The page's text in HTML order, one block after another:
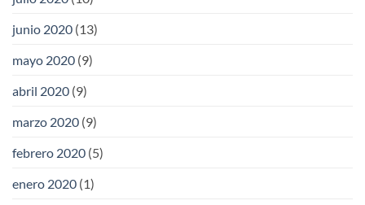
junio 2020 (13)
mayo 2020 (9)
abril 2020 (9)
marzo 2020 (9)
febrero 2020 (5)
enero 2020 (1)